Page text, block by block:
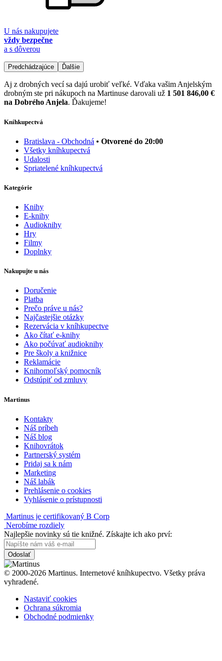
U nás nakupujete
vždy bezpečne
a s dôverou
Predchádzajúce Ďalšie
Aj z drobných vecí sa dajú urobiť veľké. Vďaka vašim Anjelským
drobným ste pri nákupoch na Martinuse darovali už 1 501 846,00 €
na Dobrého Anjela. Ďakujeme!
Kníhkupectvá
Bratislava - Obchodná • Otvorené do 20:00
Všetky kníhkupectvá
Udalosti
Spriatelené kníhkupectvá
Kategórie
Knihy
E-knihy
Audioknihy
Hry
Filmy
Doplnky
Nakupujte u nás
Doručenie
Platba
Prečo práve u nás?
Najčastejšie otázky
Rezervácia v kníhkupectve
Ako čítať e-knihy
Ako počúvať audioknihy
Pre školy a knižnice
Reklamácie
Knihomoľský pomocník
Odstúpiť od zmluvy
Martinus
Kontakty
Náš príbeh
Náš blog
Knihovrátok
Partnerský systém
Pridaj sa k nám
Marketing
Náš labák
Prehlásenie o cookies
Vyhlásenie o prístupnosti
Martinus je certifikovaný B Corp
Nerobíme rozdiely
Najlepšie novinky sú tie knižné. Získajte ich ako prví:
Odoslať
© 2000-2026 Martinus. Internetové kníhkupectvo. Všetky práva
vyhradené.
Nastaviť cookies
Ochrana súkromia
Obchodné podmienky